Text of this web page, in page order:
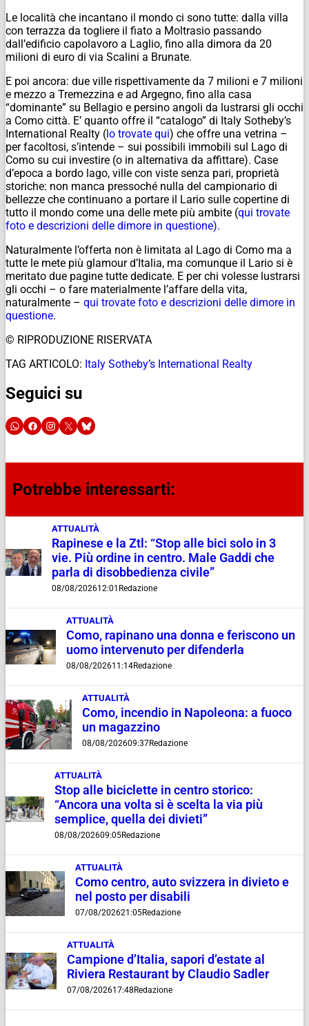
Le località che incantano il mondo ci sono tutte: dalla villa
con terrazza da togliere il fiato a Moltrasio passando
dall’edificio capolavoro a Laglio, fino alla dimora da 20
milioni di euro di via Scalini a Brunate.
E poi ancora: due ville rispettivamente da 7 milioni e 7 milioni
e mezzo a Tremezzina e ad Argegno, fino alla casa
“dominante” su Bellagio e persino angoli da lustrarsi gli occhi
a Como città. E’ quanto offre il “catalogo” di Italy Sotheby’s
International Realty (lo trovate qui) che offre una vetrina –
per facoltosi, s’intende – sui possibili immobili sul Lago di
Como su cui investire (o in alternativa da affittare). Case
d’epoca a bordo lago, ville con viste senza pari, proprietà
storiche: non manca pressoché nulla del campionario di
bellezze che continuano a portare il Lario sulle copertine di
tutto il mondo come una delle mete più ambite (qui trovate
foto e descrizioni delle dimore in questione).
Naturalmente l’offerta non è limitata al Lago di Como ma a
tutte le mete più glamour d’Italia, ma comunque il Lario si è
meritato due pagine tutte dedicate. E per chi volesse lustrarsi
gli occhi – o fare materialmente l’affare della vita,
naturalmente – qui trovate foto e descrizioni delle dimore in
questione.
© RIPRODUZIONE RISERVATA
TAG ARTICOLO: Italy Sotheby’s International Realty
Seguici su
Potrebbe interessarti:
ATTUALITÀ
Rapinese e la Ztl: “Stop alle bici solo in 3
vie. Più ordine in centro. Male Gaddi che
parla di disobbedienza civile”
08/08/202612:01 Redazione
ATTUALITÀ
Como, rapinano una donna e feriscono un
uomo intervenuto per difenderla
08/08/202611:14Redazione
ATTUALITÀ
Como, incendio in Napoleona: a fuoco
un magazzino
08/08/202609:37Redazione
ATTUALITÀ
Stop alle biciclette in centro storico:
“Ancora una volta si è scelta la via più
semplice, quella dei divieti”
08/08/202609:05Redazione
ATTUALITÀ
Como centro, auto svizzera in divieto e
nel posto per disabili
07/08/202621:05Redazione
ATTUALITÀ
Campione d’Italia, sapori d’estate al
Riviera Restaurant by Claudio Sadler
07/08/202617:48 Redazione